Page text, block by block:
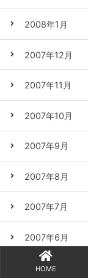
2008年1月
2007年12月
2007年11月
2007年10月
2007年9月
2007年8月
2007年7月
2007年6月
2007年5月
HOME